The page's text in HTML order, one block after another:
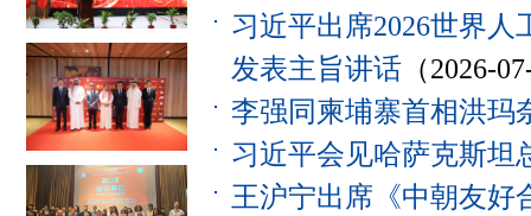
习近平出席2026世界
发表主旨讲话 （2026-
李强同柬埔寨首相洪玛
习近平会见哈萨克斯坦
王沪宁出席《中朝友好